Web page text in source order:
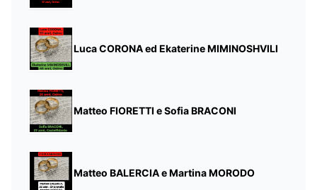
Luca CORONA ed Ekaterine MIMINOSHVILI
Matteo FIORETTI e Sofia BRACONI
Matteo BALERCIA e Martina MORODO